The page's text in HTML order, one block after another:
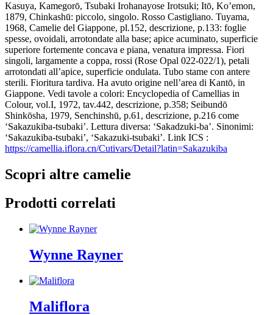
Kasuya, Kamegorō, Tsubaki Irohanayose Irotsuki; Itō, Ko’emon,
1879, Chinkashū: piccolo, singolo. Rosso Castigliano. Tuyama,
1968, Camelie del Giappone, pl.152, descrizione, p.133: foglie
spesse, ovoidali, arrotondate alla base; apice acuminato, superficie
superiore fortemente concava e piana, venatura impressa. Fiori
singoli, largamente a coppa, rossi (Rose Opal 022-022/1), petali
arrotondati all’apice, superficie ondulata. Tubo stame con antere
sterili. Fioritura tardiva. Ha avuto origine nell’area di Kantō, in
Giappone. Vedi tavole a colori: Encyclopedia of Camellias in
Colour, vol.I, 1972, tav.442, descrizione, p.358; Seibundō
Shinkōsha, 1979, Senchinshū, p.61, descrizione, p.216 come
‘Sakazukiba-tsubaki’. Lettura diversa: ‘Sakadzuki-ba’. Sinonimi:
‘Sakazukiba-tsubaki’, ‘Sakazuki-tsubaki’. Link ICS :
https://camellia.iflora.cn/Cutivars/Detail?latin=Sakazukiba
Scopri altre camelie
Prodotti correlati
Wynne Rayner
Maliflora